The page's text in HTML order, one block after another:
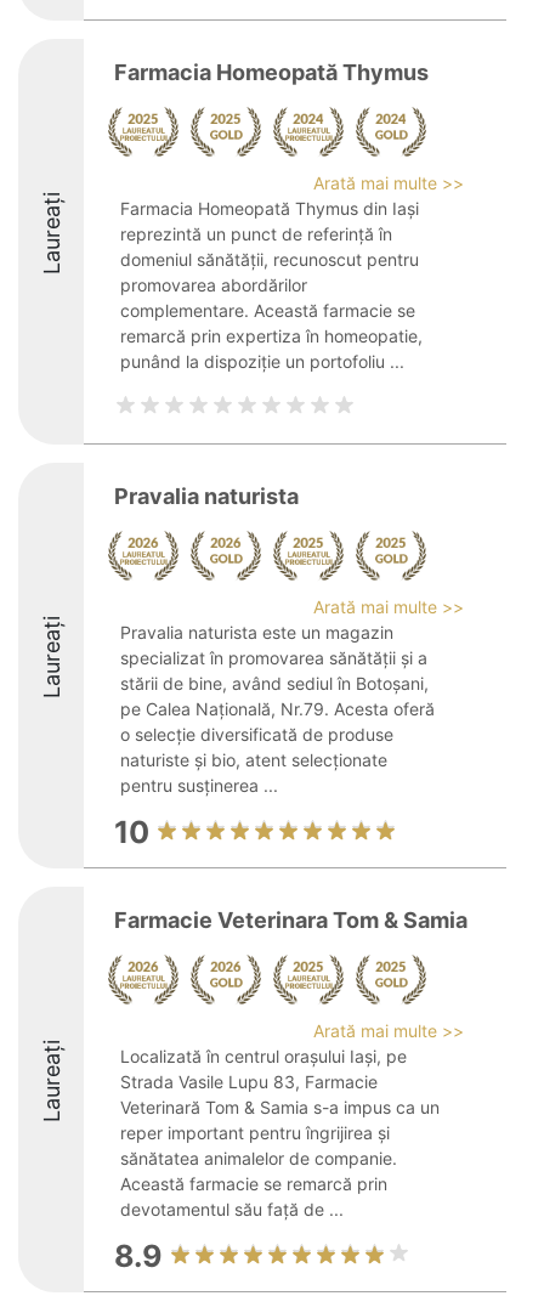
Laureați
Farmacia Homeopată Thymus
Arată mai multe >>
Farmacia Homeopată Thymus din Iași
reprezintă un punct de referință în
domeniul sănătății, recunoscut pentru
promovarea abordărilor
complementare. Această farmacie se
remarcă prin expertiza în homeopatie,
punând la dispoziție un portofoliu ...
Laureați
Pravalia naturista
Arată mai multe >>
Pravalia naturista este un magazin
specializat în promovarea sănătății și a
stării de bine, având sediul în Botoșani,
pe Calea Națională, Nr.79. Acesta oferă
o selecție diversificată de produse
naturiste și bio, atent selecționate
pentru susținerea ...
10
Laureați
Farmacie Veterinara Tom & Samia
Arată mai multe >>
Localizată în centrul orașului Iași, pe
Strada Vasile Lupu 83, Farmacie
Veterinară Tom & Samia s-a impus ca un
reper important pentru îngrijirea și
sănătatea animalelor de companie.
Această farmacie se remarcă prin
devotamentul său față de ...
8.9